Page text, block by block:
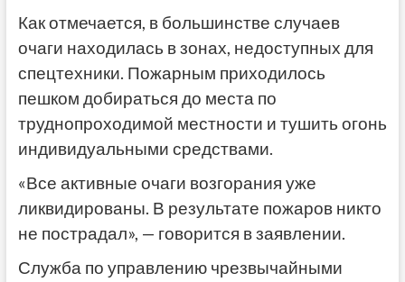
Как отмечается, в большинстве случаев
очаги находилась в зонах, недоступных для
спецтехники. Пожарным приходилось
пешком добираться до места по
труднопроходимой местности и тушить огонь
индивидуальными средствами.
«Все активные очаги возгорания уже
ликвидированы. В результате пожаров никто
не пострадал», — говорится в заявлении.
Служба по управлению чрезвычайными